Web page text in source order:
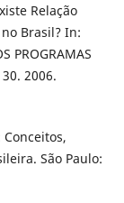
Relação
Brasil? In:
PROGRAMAS
30. 2006.
Conceitos,
São Paulo: